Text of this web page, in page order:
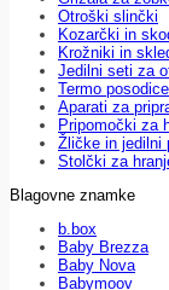
Otroški slinčki
Kozarčki in
Krožniki in
Jedilni seti za
Termo
Aparati za
Pripomočki za
Žličke in jedilni
Stolčki za
Blagovne znamke
b.box
Baby Brezza
Baby Nova
Babymoov